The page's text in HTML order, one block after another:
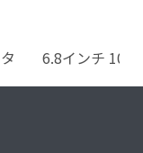
6.8インチ